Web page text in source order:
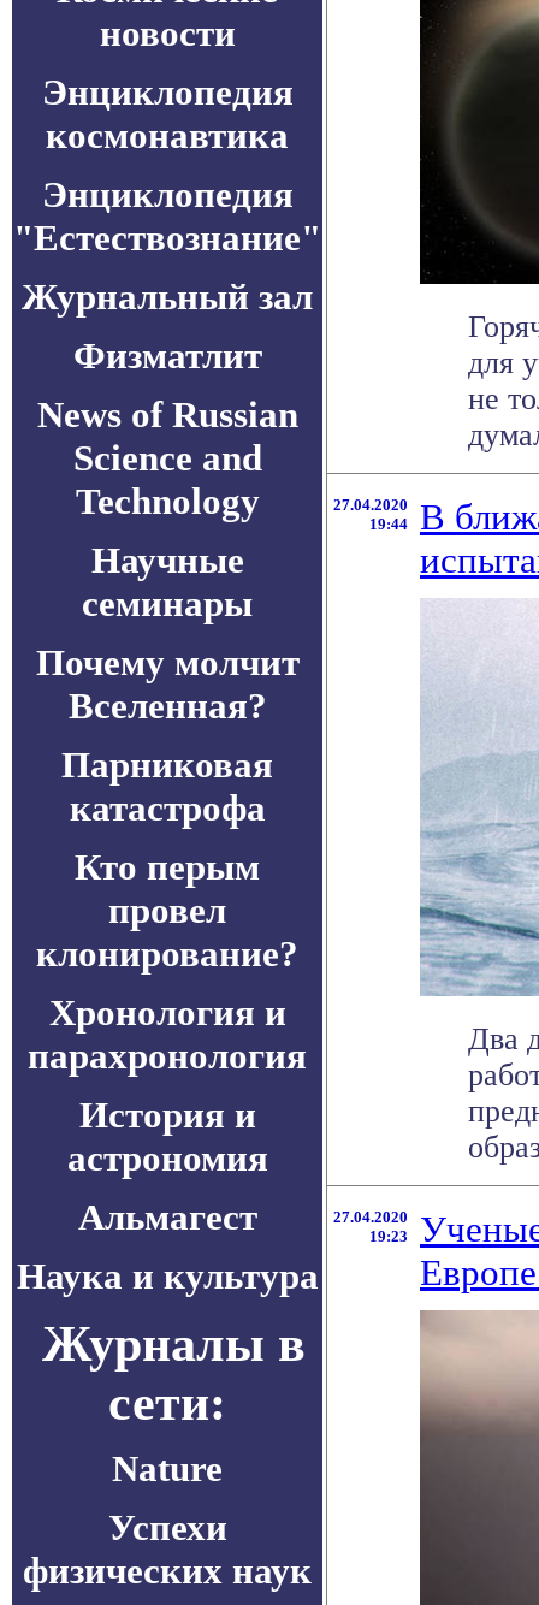
новости
Энциклопедия
космонавтика
Энциклопедия
"Естествознание"
Журнальный зал
Физматлит
News of Russian
Science and
Technology
Научные
семинары
Почему молчит
Вселенная?
Парниковая
катастрофа
Кто перым
провел
клонирование?
Хронология и
парахронология
История и
астрономия
Альмагест
Наука и культура
Журналы в
сети:
Nature
Успехи
физических наук
для
не
27.04.2020
19:44
В
Два
27.04.2020
19:23